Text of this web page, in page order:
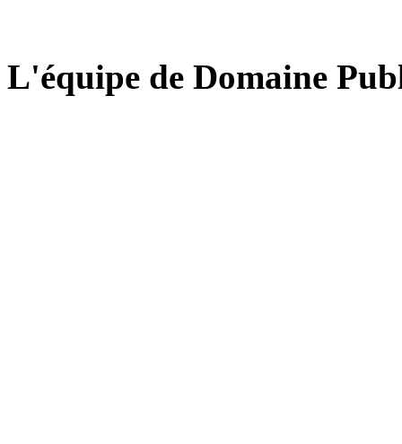
L'équipe de Domaine